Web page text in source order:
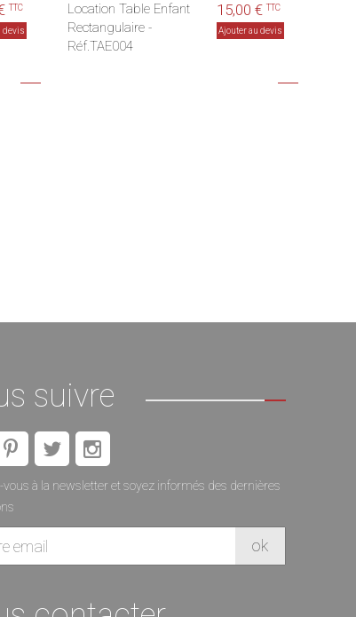
TTC
devis
Location Table Enfant
Rectangulaire -
Réf.TAE004
15,00 €TTC
Ajouter au devis
suivre
vous à la newsletter et soyez informés des dernières